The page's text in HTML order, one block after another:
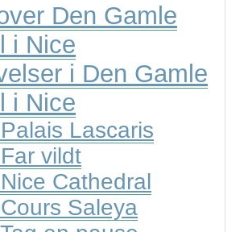
Den Gamle
i Nice
i Den Gamle
i Nice
Lascaris
vildt
Cathedral
Saleya